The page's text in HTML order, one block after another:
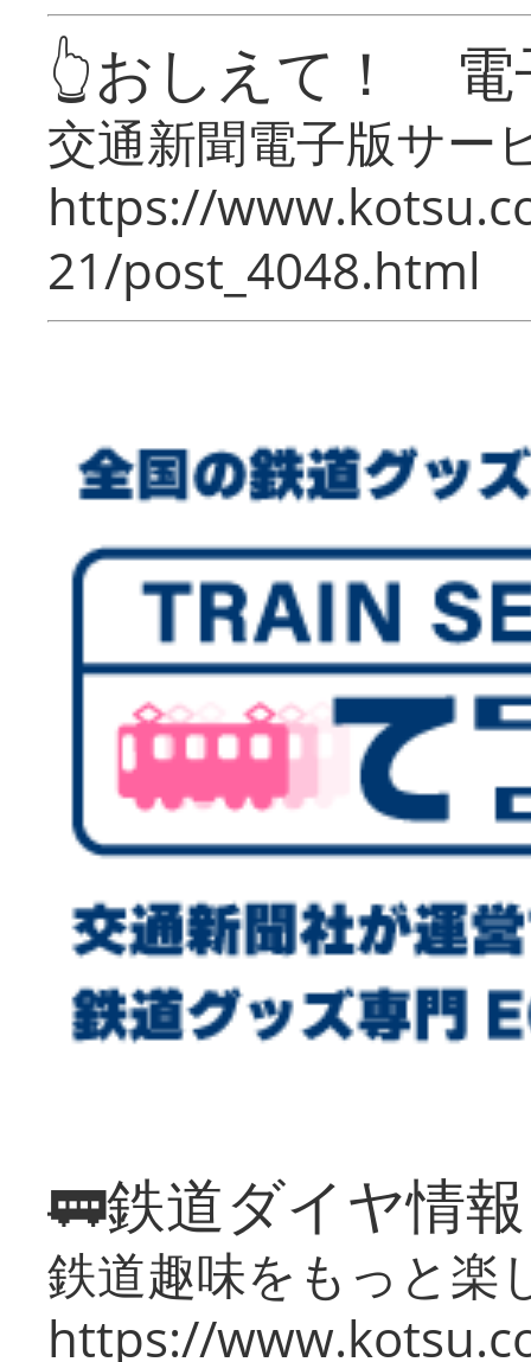
👆おしえて！ 電
交通新聞電子版サー
https://
21/post_4048.html
🚃鉄道ダイヤ情
鉄道趣味をもっと楽
https://